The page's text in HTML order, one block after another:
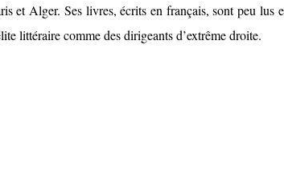
et Alger. Ses livres, écrits en français, sont peu
littéraire comme des dirigeants d’extrême droite.